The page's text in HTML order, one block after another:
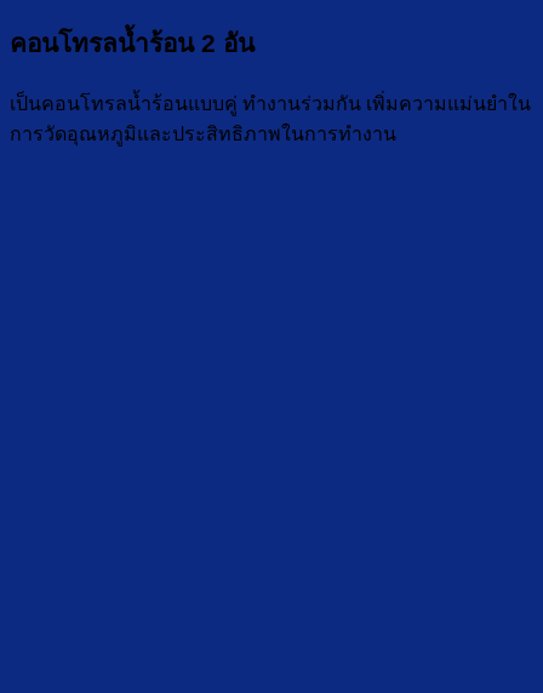
คอนโทรลน้ำร้อน 2 อัน
เป็นคอนโทรลน้ำร้อนแบบคู่ ทำงานร่วมกัน เพิ่มความแม่นยำใน
การวัดอุณหภูมิและประสิทธิภาพในการทำงาน